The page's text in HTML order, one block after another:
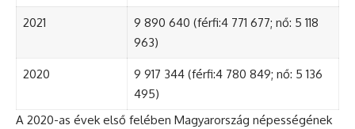
2021
9 890 640 (férfi:4 771 677; nő: 5 118
963)
2020
9 917 344 (férfi:4 780 849; nő: 5 136
495)
A 2020-as évek első felében Magyarország népességének